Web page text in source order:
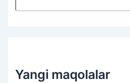
Yangi maqolalar